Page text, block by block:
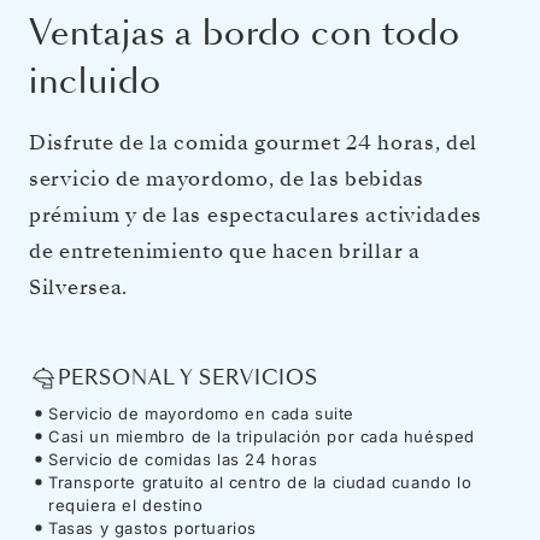
Ventajas a bordo con todo
incluido
Disfrute de la comida gourmet 24 horas, del
servicio de mayordomo, de las bebidas
prémium y de las espectaculares actividades
de entretenimiento que hacen brillar a
Silversea.
PERSONAL Y SERVICIOS
Servicio de mayordomo en cada suite
Casi un miembro de la tripulación por cada huésped
Servicio de comidas las 24 horas
Transporte gratuito al centro de la ciudad cuando lo
requiera el destino
Tasas y gastos portuarios